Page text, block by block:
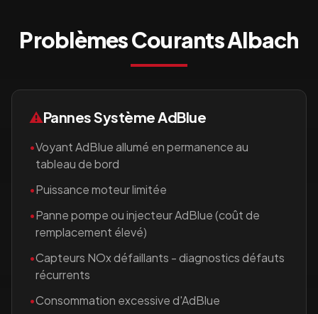
Problèmes CourantsAlbach
⚠️Pannes Système AdBlue
•Voyant AdBlue allumé en permanence au
tableau de bord
•Puissance moteur limitée
•Panne pompe ou injecteur AdBlue (coût de
remplacement élevé)
•Capteurs NOx défaillants - diagnostics défauts
récurrents
•Consommation excessive d'AdBlue